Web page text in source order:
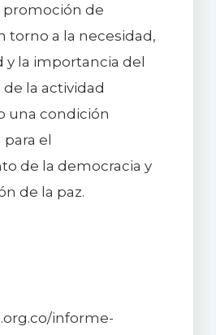
promoción de
torno a la necesidad,
y la importancia del
la actividad
una condición
el
de la democracia y
de la paz.
informe-